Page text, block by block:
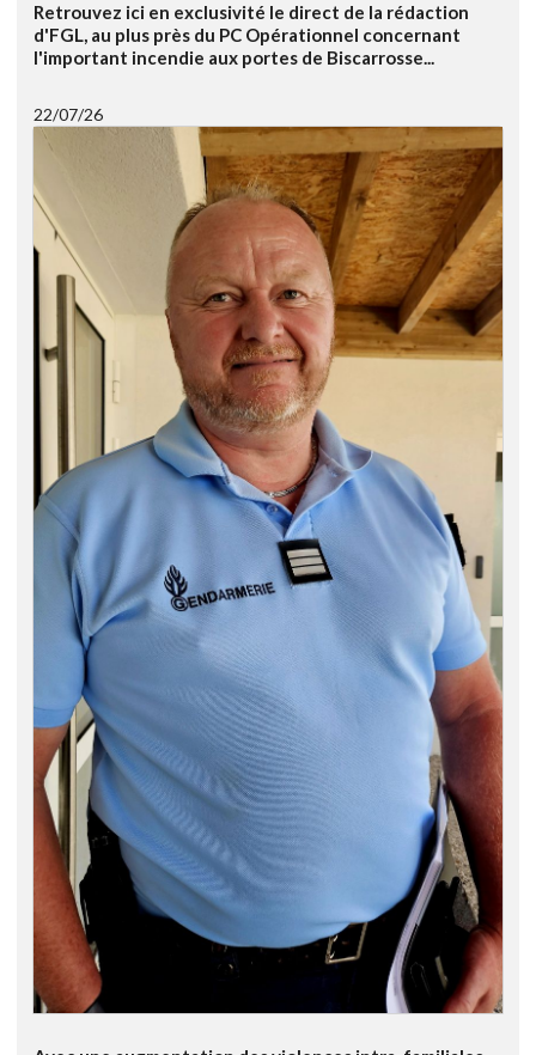
Retrouvez ici en exclusivité le direct de la rédaction
d'FGL, au plus près du PC Opérationnel concernant
l'important incendie aux portes de Biscarrosse...
22/07/26